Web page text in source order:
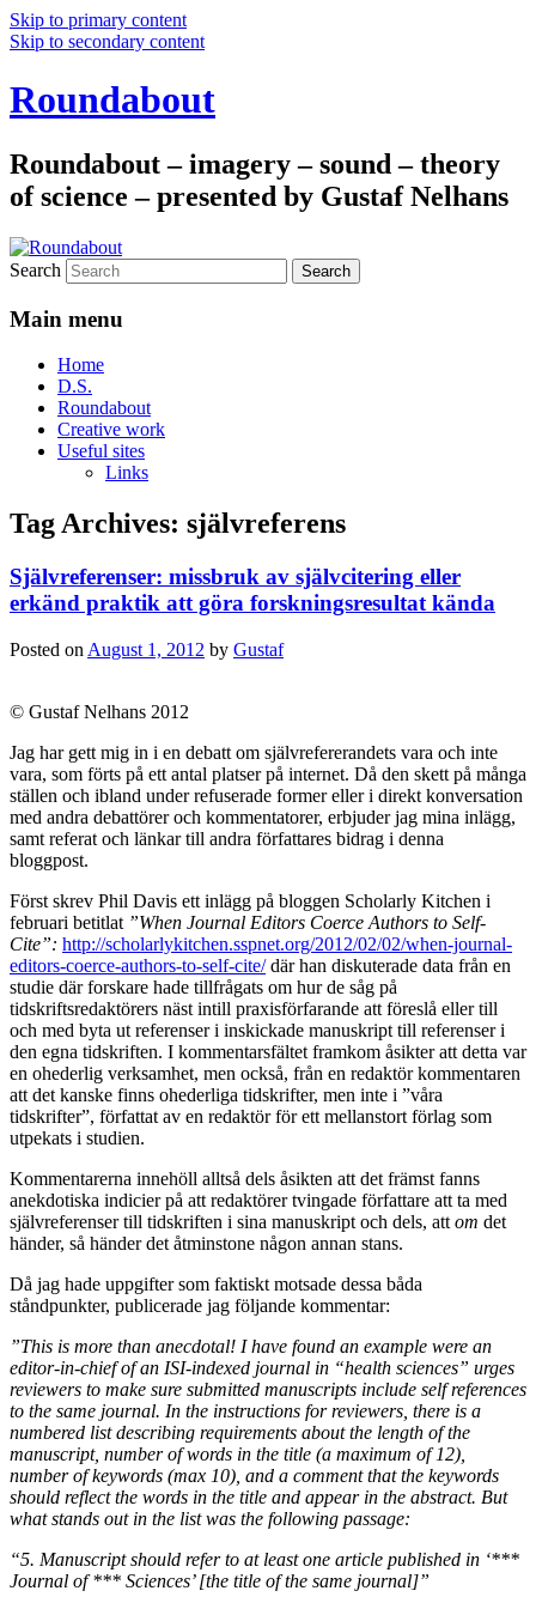
Skip to primary content
Skip to secondary content
Roundabout
Roundabout – imagery – sound – theory
of science – presented by Gustaf Nelhans
Search
Main menu
Home
D.S.
Roundabout
Creative work
Useful sites
Links
Tag Archives: självreferens
Självreferenser: missbruk av självcitering eller
erkänd praktik att göra forskningsresultat kända
Posted on August 1, 2012 by Gustaf
© Gustaf Nelhans 2012
Jag har gett mig in i en debatt om självrefererandets vara och inte
vara, som förts på ett antal platser på internet. Då den skett på många
ställen och ibland under refuserade former eller i direkt konversation
med andra debattörer och kommentatorer, erbjuder jag mina inlägg,
samt referat och länkar till andra författares bidrag i denna
bloggpost.
Först skrev Phil Davis ett inlägg på bloggen Scholarly Kitchen i
februari betitlat ”When Journal Editors Coerce Authors to Self-
Cite”: http://scholarlykitchen.sspnet.org/2012/02/02/when-journal-
editors-coerce-authors-to-self-cite/där han diskuterade data från en
studie där forskare hade tillfrågats om hur de såg på
tidskriftsredaktörers näst intill praxisförfarande att föreslå eller till
och med byta ut referenser i inskickade manuskript till referenser i
den egna tidskriften. I kommentarsfältet framkom åsikter att detta var
en ohederlig verksamhet, men också, från en redaktör kommentaren
att det kanske finns ohederliga tidskrifter, men inte i ”våra
tidskrifter”, författat av en redaktör för ett mellanstort förlag som
utpekats i studien.
Kommentarerna innehöll alltså dels åsikten att det främst fanns
anekdotiska indicier på att redaktörer tvingade författare att ta med
självreferenser till tidskriften i sina manuskript och dels, att om det
händer, så händer det åtminstone någon annan stans.
Då jag hade uppgifter som faktiskt motsade dessa båda
ståndpunkter, publicerade jag följande kommentar:
”This is more than anecdotal! I have found an example were an
editor-in-chief of an ISI-indexed journal in “health sciences” urges
reviewers to make sure submitted manuscripts include self references
to the same journal. In the instructions for reviewers, there is a
numbered list describing requirements about the length of the
manuscript, number of words in the title (a maximum of 12),
number of keywords (max 10), and a comment that the keywords
should reflect the words in the title and appear in the abstract. But
what stands out in the list was the following passage:
“5. Manuscript should refer to at least one article published in ‘***
Journal of *** Sciences’ [the title of the same journal]”